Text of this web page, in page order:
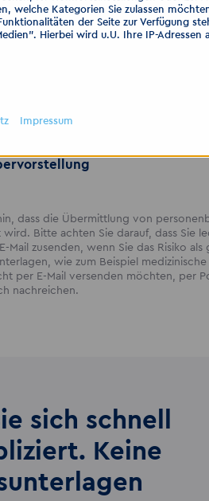
Nadine Böhmer
01097 Dresden
und darauf, Sie in
begleiten!
dass die Übermittlung von
wird. Bitte achten Sie darauf, dass Sie
Mail zusenden, wenn Sie das Risiko als
wie zum Beispiel
per E-Mail versenden möchten, per
nachreichen.
sich schnell
Keine
welche Kategorien Sie zulassen
der Seite zur Verfügung
Hierbei wird u.U. Ihre IP-
Impressum